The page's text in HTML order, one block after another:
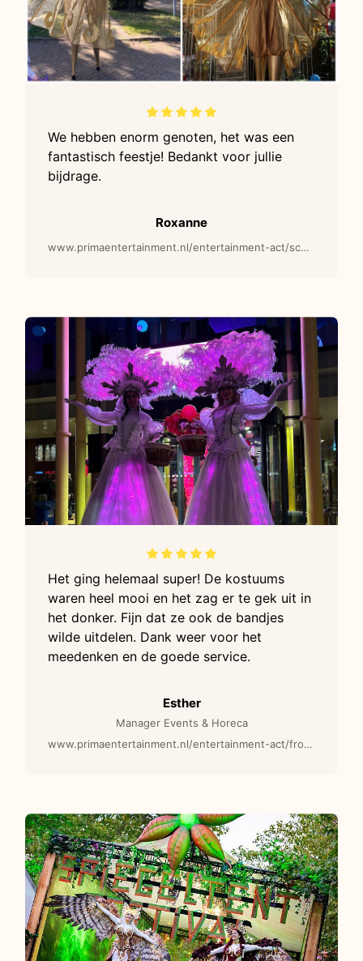
We hebben enorm genoten, het was een
fantastisch feestje! Bedankt voor jullie
bijdrage.
Roxanne
www.primaentertainment.nl/entertainment-act/schoonheid-in-goud-steltenlopers/
Het ging helemaal super! De kostuums
waren heel mooi en het zag er te gek uit in
het donker. Fijn dat ze ook de bandjes
wilde uitdelen. Dank weer voor het
meedenken en de goede service.
Esther
Manager Events & Horeca
www.primaentertainment.nl/entertainment-act/frozen-by-night-steltenlopers/